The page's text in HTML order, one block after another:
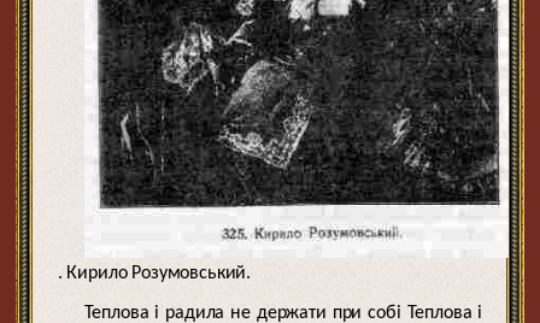
. Кирило Розумовський.
Теплова і радила не держати при собі Теплова і